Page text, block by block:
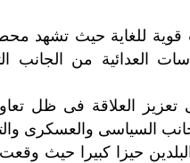
قوية للغاية حيث تشهد
العدائية من
العلاقة فى ظل
السياسى والعسكرى
حيزا كبيرا حيث